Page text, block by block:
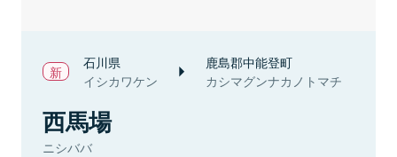
石川県
イシカワケン
鹿島郡中能登町
カシマグンナカノトマチ
西馬場
ニシババ